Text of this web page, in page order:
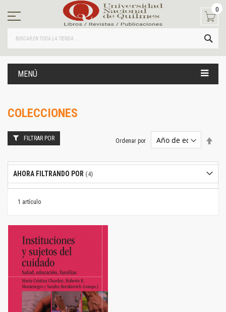
contenido
0
MENÚ
COLECCIONES
1 artículo
Ordenar por
FILTRAR POR
AHORA FILTRANDO POR